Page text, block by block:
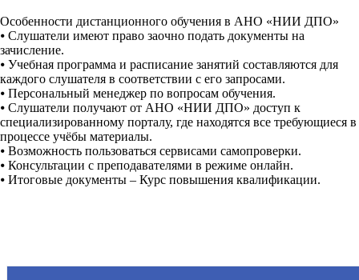
Особенности дистанционного обучения в АНО «НИИ ДПО»
⦁ Слушатели имеют право заочно подать документы на
зачисление.
⦁ Учебная программа и расписание занятий составляются для
каждого слушателя в соответствии с его запросами.
⦁ Персональный менеджер по вопросам обучения.
⦁ Слушатели получают от АНО «НИИ ДПО» доступ к
специализированному порталу, где находятся все требующиеся в
процессе учёбы материалы.
⦁ Возможность пользоваться сервисами самопроверки.
⦁ Консультации с преподавателями в режиме онлайн.
⦁ Итоговые документы – Курс повышения квалификации.